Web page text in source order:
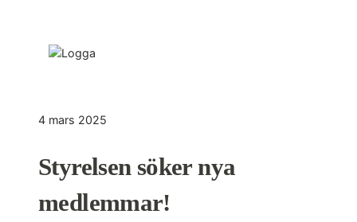
4 mars 2025
Styrelsen söker nya
medlemmar!